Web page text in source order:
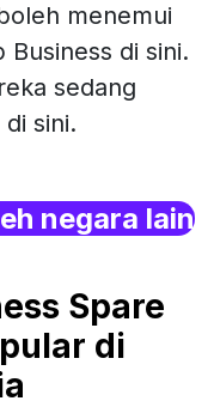
menemui
di sini.
sedang
sini.
negara lain
Spare
di